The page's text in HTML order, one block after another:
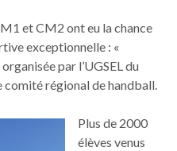
et CM2 ont eu la chance
exceptionnelle : «
par l’UGSEL du
comité régional de handball.
Plus de 2000
élèves venus